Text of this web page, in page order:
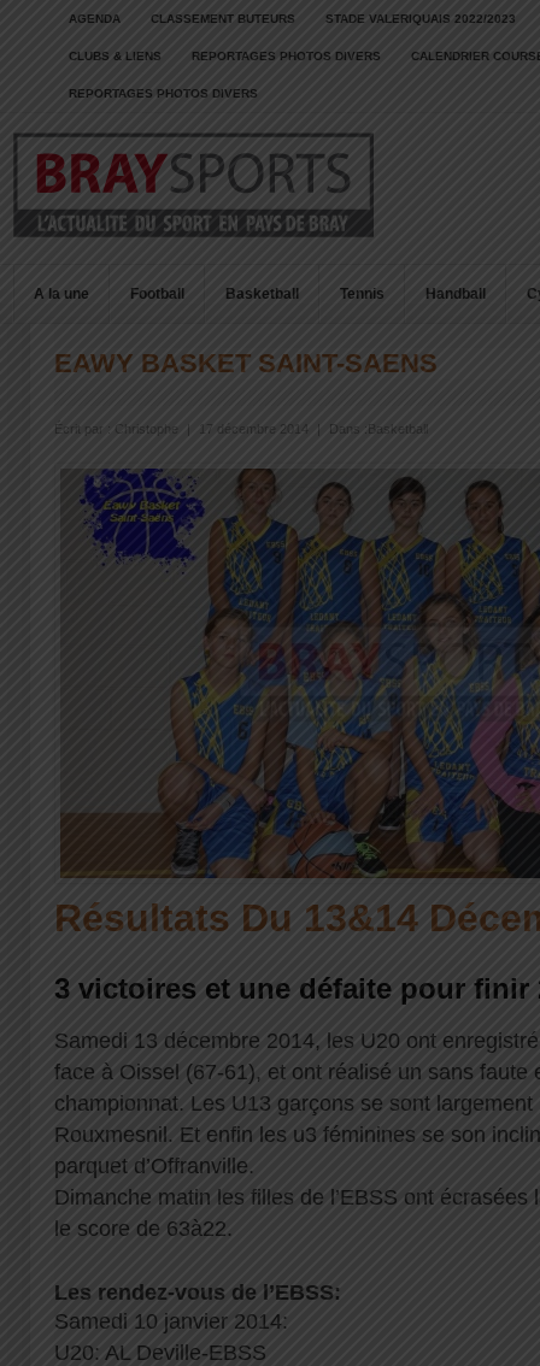
AGENDA CLASSEMENT BUTEURS STADE VALERIQUAIS 2022/2023
CLUBS & LIENS REPORTAGES PHOTOS DIVERS CALENDRIER
REPORTAGES PHOTOS DIVERS
A la une Football Basketball Tennis Handball
EAWY BASKET SAINT-SAENS
Écrit par : Christophe 17 décembre 2014 Dans : Basketball
Résultats Du 13&14
3 victoires et une défaite pour finir
Samedi 13 décembre 2014, les U20 ont
face à Oissel (67-61), et ont réalisé un sans faute
championnat. Les U13 garçons se sont
Rouxmesnil. Et enfin les u3 féminines se son
parquet d’Offranville.
Dimanche matin les filles de l’EBSS ont
le score de 63à22.
Les rendez-vous de l’EBSS:
Samedi 10 janvier 2014:
U20: AL Deville-EBSS